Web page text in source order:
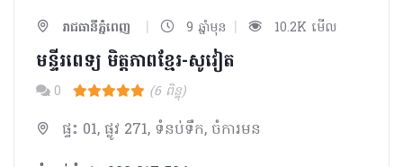
រាជធានីភ្នំពេញ | 9 ឆ្នាំមុន | 10.2K មើល
មន្ទីរពេទ្យ មិត្តភាពខ្មែរ-សូវៀត
0 (6 ពិន្ទុ)
ផ្ទះ 01, ផ្លូវ 271, ទំនប់ទឹក, ចំការមន